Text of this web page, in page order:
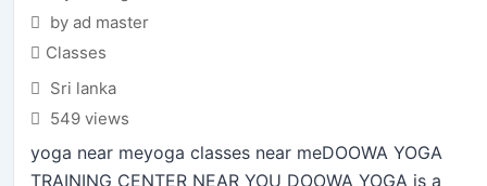
by ad master
Classes
Sri lanka
549 views
yoga near meyoga classes near meDOOWA YOGA
TRAINING CENTER NEAR YOU DOOWA YOGA is a